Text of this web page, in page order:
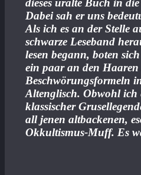
dieses uralte Buch in
Dabei sah er uns
Als ich es an der Stelle
schwarze Leseband
lesen begann, boten
ein paar an den Haaren
Beschwörungsformeln
Altenglisch. Obwohl ich
klassischer
all jenen altbackenen,
Okkultismus-Muff. Es